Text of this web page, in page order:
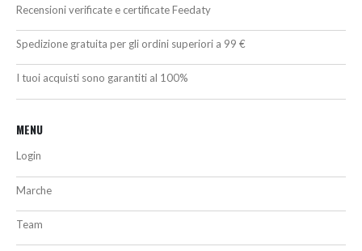
Recensioni verificate e certificate Feedaty
Spedizione gratuita per gli ordini superiori a 99 €
I tuoi acquisti sono garantiti al 100%
MENU
Login
Marche
Team